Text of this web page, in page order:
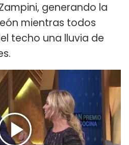
generando la
mientras todos
techo una lluvia de